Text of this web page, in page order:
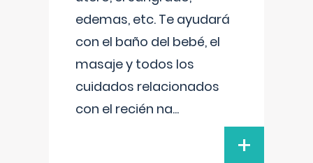
edemas, etc. Te ayudará
con el baño del bebé, el
masaje y todos los
cuidados relacionados
con el recién na...
+